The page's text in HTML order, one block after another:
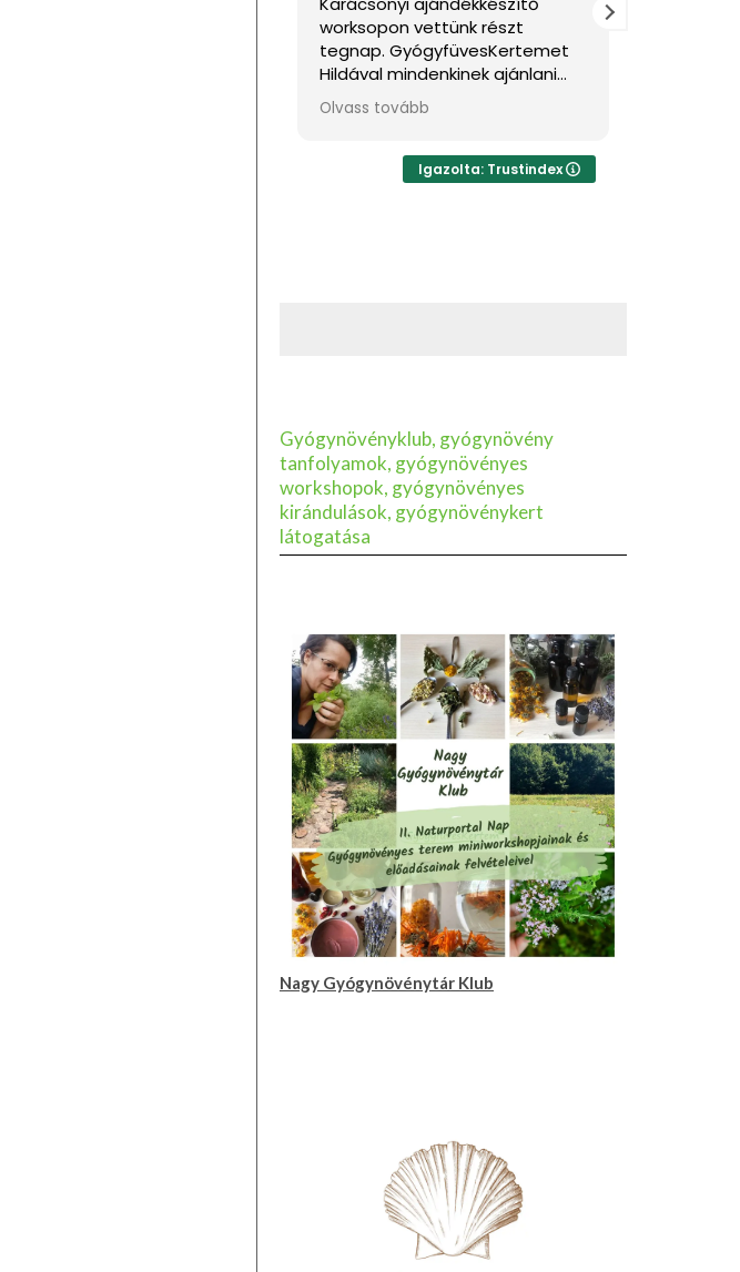
worksopon vettünk részt
tegnap. GyógyfüvesKertemet
Hildával mindenkinek ajánlani
tudom, ha feltöltődésre,
egyben tudásra vágyik kellemes
több csillagot adni, akkor azt
mind adnám.
Olvass tovább
Igazolta: Trustindex
Gyógynövényklub, gyógynövény
tanfolyamok, gyógynövényes
workshopok, gyógynövényes
kirándulások, gyógynövénykert
látogatása
Nagy Gyógynövénytár Klub